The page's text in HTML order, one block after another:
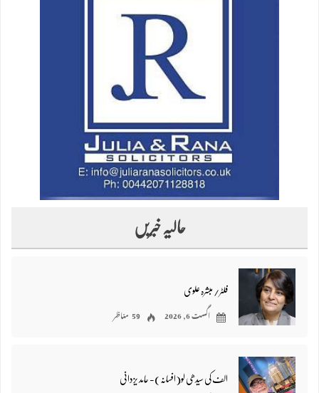
حالیہ خبریں
فلٹر/ مبشرہ علوی
اگست 6, 2026 59 مناظر
الف کی سیدھی لو(افسانہ)- حامد یزدانی